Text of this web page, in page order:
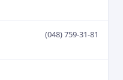
(048) 759-31-81